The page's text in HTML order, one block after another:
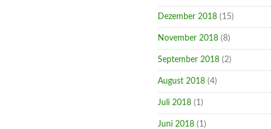
Dezember 2018 (15)
November 2018 (8)
September 2018 (2)
August 2018 (4)
Juli 2018 (1)
Juni 2018 (1)